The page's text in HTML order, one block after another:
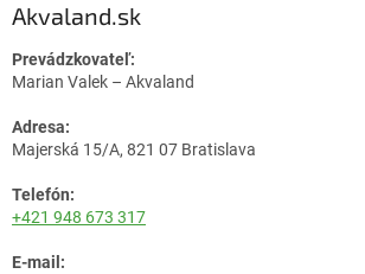
Akvaland.sk
Prevádzkovateľ:
Marian Valek – Akvaland
Adresa:
Majerská 15/A, 821 07 Bratislava
Telefón:
+421 948 673 317
E-mail: